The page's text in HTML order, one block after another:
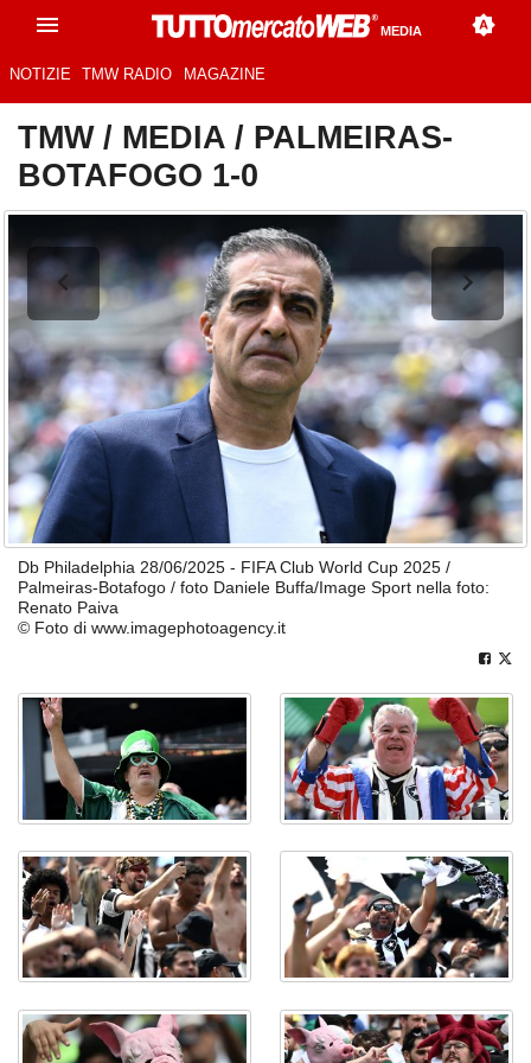
MEDIA
NOTIZIE TMW RADIO MAGAZINE
TMW/ MEDIA / PALMEIRAS-
BOTAFOGO 1-0
Db Philadelphia 28/06/2025 - FIFA Club World Cup 2025 /
Palmeiras-Botafogo / foto Daniele Buffa/Image Sport nella foto:
Renato Paiva
© Foto di www.imagephotoagency.it